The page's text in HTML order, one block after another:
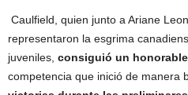
Caulfield, quien junto a Ariane
representaron la esgrima
juveniles, consiguió un
competencia que inició de manera